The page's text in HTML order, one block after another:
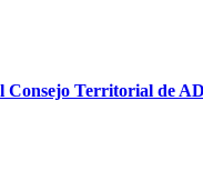
Consejo Territorial de